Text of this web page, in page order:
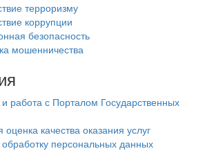
терроризму
коррупции
безопасность
мошенничества
и работа с Порталом Государственных
качества оказания услуг
персональных данных